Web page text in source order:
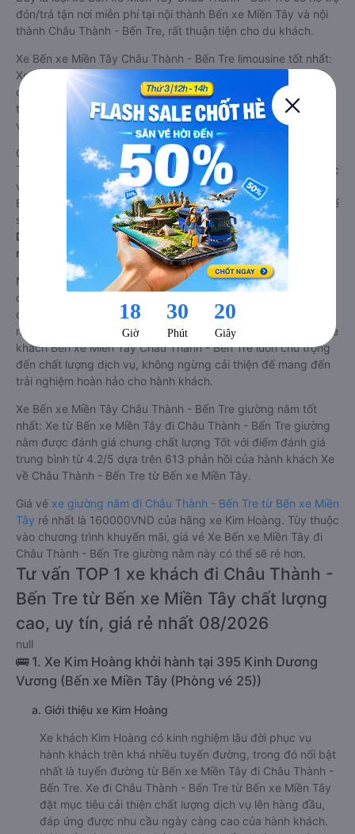
đón/trả tận nơi miễn phí tại nội thành Bến xe Miền Tây và nội
thành Châu Thành - Bến Tre, rất thuận tiện cho du khách.
Xe Bến xe Miền Tây Châu Thành - Bến Tre limousine tốt nhất:
Xe từ Bến xe Miền Tây đi Châu Thành - Bến Tre limousine
được đánh giá chung có chất lượng Tốt với điểm đánh giá
trung bình từ 4.2/5 dựa trên 613 phản hồi của hành khách Xe
về Châu Thành - Bến Tre từ Bến xe Miền Tây.
Giá vé
xe limousine đi Châu Thành - Bến Tre từ Bến xe Miền
Tây
rẻ nhất là 160000VND của hãng xe Kim Hoàng. Tùy thuộc
vào vị trí ngồi của bạn và chương trình khuyến mãi, giá vé Xe
Bến xe Miền Tây đi Châu Thành - Bến Tre limousine này có thể
sẽ rẻ hơn
Dòng xe đi Châu Thành - Bến Tre từ Bến xe Miền Tây giường
nằm chất lượng cao: Thoải mái, giá cả tốt nhất
Những nhà xe đi Châu Thành - Bến Tre từ Bến xe Miền Tây
đều sở hữu những xe giường nằm chất lượng cao. Trên xe
được trang bị đầy đủ các trang thiết bị hiện đại phục vụ cho
nhu cầu di chuyển của hành khách. Bên cạnh đó, các hãng xe
khách Bến xe Miền Tây Châu Thành - Bến Tre luôn chú trọng
đến chất lượng dịch vụ, không ngừng cải thiện để mang đến
trải nghiệm hoàn hảo cho hành khách.
Xe Bến xe Miền Tây Châu Thành - Bến Tre giường nằm tốt
nhất: Xe từ Bến xe Miền Tây đi Châu Thành - Bến Tre giường
nằm được đánh giá chung chất lượng Tốt với điểm đánh giá
trung bình từ 4.2/5 dựa trên 613 phản hồi của hành khách Xe
về Châu Thành - Bến Tre từ Bến xe Miền Tây.
Giá vé xe giường nằm đi Châu Thành - Bến Tre từ Bến xe Miền
Tây rẻ nhất là 160000VND của hãng xe Kim Hoàng. Tùy thuộc
vào chương trình khuyến mãi, giá vé Xe Bến xe Miền Tây đi
Châu Thành - Bến Tre giường nằm này có thể sẽ rẻ hơn.
Tư vấn TOP 1 xe khách đi Châu Thành -
Bến Tre từ Bến xe Miền Tây chất lượng
cao, uy tín, giá rẻ nhất 08/2026
null
🚌 1. Xe Kim Hoàng khởi hành tại 395 Kinh Dương
Vương (Bến xe Miền Tây (Phòng vé 25))
a. Giới thiệu xe Kim Hoàng
Xe khách Kim Hoàng có kinh nghiệm lâu đời phục vụ
hành khách trên khá nhiều tuyến đường, trong đó nổi bật
nhất là tuyến đường từ Bến xe Miền Tây đi Châu Thành -
Bến Tre. Xe đi Châu Thành - Bến Tre từ Bến xe Miền Tây
đặt mục tiêu cải thiện chất lượng dịch vụ lên hàng đầu,
đáp ứng được nhu cầu ngày càng cao của hành khách.